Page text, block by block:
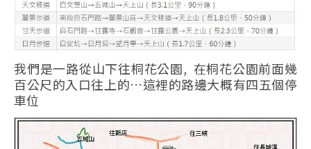
我們是一路從山下往桐花公園, 在桐花公園前面幾
百公尺的入口往上的…這裡的路邊大概有四五個停
車位